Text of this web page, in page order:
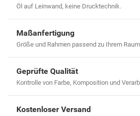
Öl auf Leinwand, keine Drucktechnik.
Maßanfertigung
Größe und Rahmen passend zu Ihrem
Geprüfte Qualität
Kontrolle von Farbe, Komposition und
Kostenloser Versand